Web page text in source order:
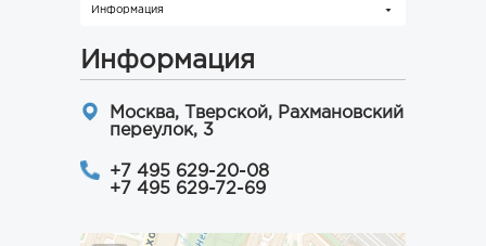
Информация
Информация
Москва, Тверской, Рахмановский
переулок, 3
+7 495 629-20-08
+7 495 629-72-69